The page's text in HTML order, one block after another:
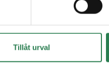
Tillåt urval